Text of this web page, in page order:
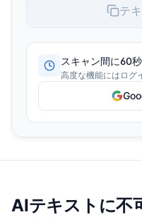
テ
スキャン間に60
高度な機能にはログ
AIテキストに不